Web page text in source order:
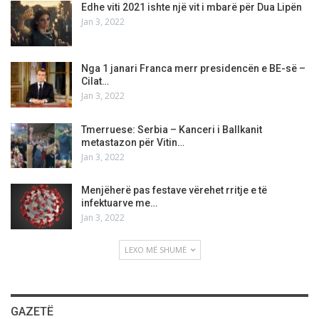
Edhe viti 2021 ishte një vit i mbarë për Dua Lipën
Jan 3, 2022
Nga 1 janari Franca merr presidencën e BE-së –
Cilat…
Jan 3, 2022
Tmerruese: Serbia – Kanceri i Ballkanit
metastazon për Vitin…
Jan 3, 2022
Menjëherë pas festave vërehet rritje e të
infektuarve me…
Jan 3, 2022
LEXO MË SHUMË
GAZETË